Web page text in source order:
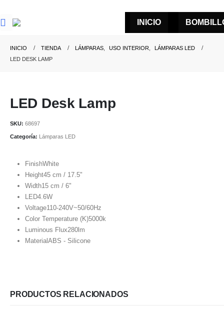
INICIO
INICIO TIENDA LÁMPARAS USO INTERIOR
LÁMPARAS LED
LED DESK LAMP
LED Desk Lamp
SKU: 68697
Categoría: Lámparas LED
FinishWhite
Height45 cm / 17.5"
Width15 cm / 6"
LED4.6W
Voltage110-240V~50/60Hz
Color Temperature (K)5000k
Luminous Flux280lm
Material ABS - Silicone
PRODUCTOS RELACIONADOS